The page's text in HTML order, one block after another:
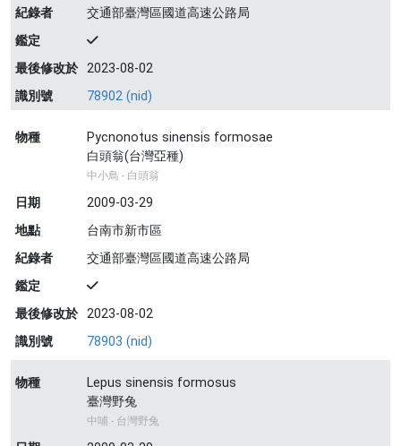
紀錄者
交通部臺灣區國道高速公路局
鑑定
最後修改於 2023-08-02
識別號
78902 (nid)
物種
Pycnonotus sinensis formosae
白頭翁(台灣亞種)
中小鳥 - 白頭翁
日期
2009-03-29
地點
台南市新市區
紀錄者
交通部臺灣區國道高速公路局
鑑定
最後修改於 2023-08-02
識別號
78903 (nid)
物種
Lepus sinensis formosus
臺灣野兔
中哺 - 台灣野兔